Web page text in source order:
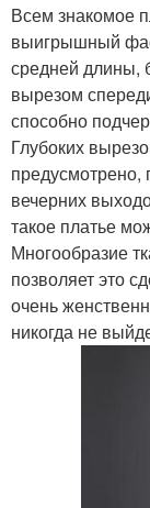
Всем знакомое
выигрышный
средней длины,
вырезом
способно
Глубоких
предусмотрено,
вечерних
такое платье
Многообразие
позволяет это
очень
никогда не